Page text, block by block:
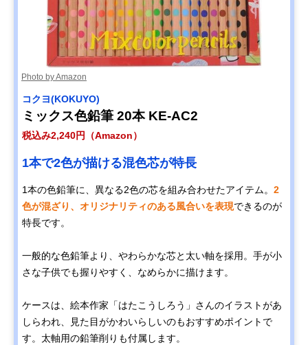
Photo by Amazon
コクヨ(KOKUYO)
ミックス色鉛筆 20本 KE-AC2
税込み2,240円（Amazon）
1本で2色が描ける混色芯が特長
1本の色鉛筆に、異なる2色の芯を組み合わせたアイテム。 2
色が混ざり、オリジナリティのある風合いを表現できるのが
特長です。
一般的な色鉛筆より、やわらかな芯と太い軸を採用。手が小
さな子供でも握りやすく、なめらかに描けます。
ケースは、絵本作家「はたこうしろう」さんのイラストがあ
しらわれ、見た目がかわいらしいのもおすすめポイントで
す。太軸用の鉛筆削りも付属します。